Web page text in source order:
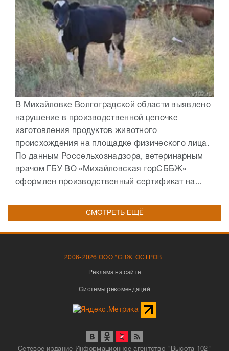
В Михайловке Волгоградской области выявлено
нарушение в производственной цепочке
изготовления продуктов животного
происхождения на площадке физического лица.
По данным Россельхознадзора, ветеринарным
врачом ГБУ ВО «Михайловская горСББЖ»
оформлен производственный сертификат на...
СМОТРЕТЬ ЕЩЁ
2006-2026 ООО "СВЖ"ОСТРОВ"
Реклама на сайте
Системы рекомендаций
Сетевое издание Информационное агентство "Высота 102"